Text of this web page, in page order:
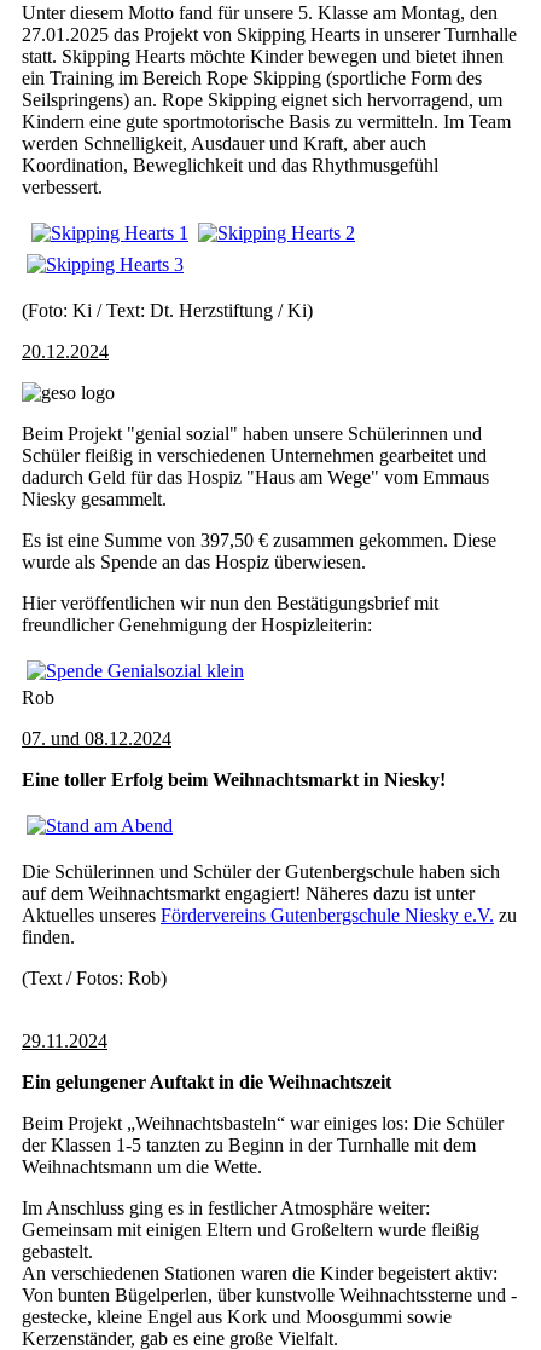
Unter diesem Motto fand für unsere 5. Klasse am Montag, den
27.01.2025 das Projekt von Skipping Hearts in unserer Turnhalle
statt. Skipping Hearts möchte Kinder bewegen und bietet ihnen
ein Training im Bereich Rope Skipping (sportliche Form des
Seilspringens) an. Rope Skipping eignet sich hervorragend, um
Kindern eine gute sportmotorische Basis zu vermitteln. Im Team
werden Schnelligkeit, Ausdauer und Kraft, aber auch
Koordination, Beweglichkeit und das Rhythmusgefühl
verbessert.
(Foto: Ki / Text: Dt. Herzstiftung / Ki)
20.12.2024
Beim Projekt "genial sozial" haben unsere Schülerinnen und
Schüler fleißig in verschiedenen Unternehmen gearbeitet und
dadurch Geld für das Hospiz "Haus am Wege" vom Emmaus
Niesky gesammelt.
Es ist eine Summe von 397,50 € zusammen gekommen. Diese
wurde als Spende an das Hospiz überwiesen.
Hier veröffentlichen wir nun den Bestätigungsbrief mit
freundlicher Genehmigung der Hospizleiterin:
Rob
07. und 08.12.2024
Eine toller Erfolg beim Weihnachtsmarkt in Niesky!
Die Schülerinnen und Schüler der Gutenbergschule haben sich
auf dem Weihnachtsmarkt engagiert! Näheres dazu ist unter
Aktuelles unseres Fördervereins Gutenbergschule Niesky e.V. zu
finden.
(Text / Fotos: Rob)
29.11.2024
Ein gelungener Auftakt in die Weihnachtszeit
Beim Projekt „Weihnachtsbasteln“ war einiges los: Die Schüler
der Klassen 1-5 tanzten zu Beginn in der Turnhalle mit dem
Weihnachtsmann um die Wette.
Im Anschluss ging es in festlicher Atmosphäre weiter:
Gemeinsam mit einigen Eltern und Großeltern wurde fleißig
gebastelt.
An verschiedenen Stationen waren die Kinder begeistert aktiv:
Von bunten Bügelperlen, über kunstvolle Weihnachtssterne und -
gestecke, kleine Engel aus Kork und Moosgummi sowie
Kerzenständer, gab es eine große Vielfalt.